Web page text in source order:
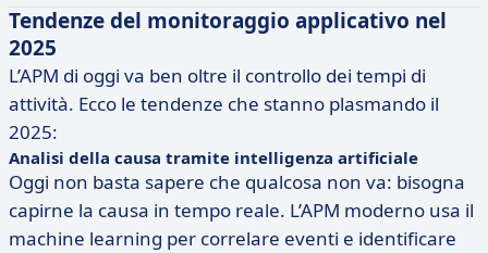
Tendenze del monitoraggio applicativo nel
2025
L’APM di oggi va ben oltre il controllo dei tempi di
attività. Ecco le tendenze che stanno plasmando il
2025:
Analisi della causa tramite intelligenza artificiale
Oggi non basta sapere che qualcosa non va: bisogna
capirne la causa in tempo reale. L’APM moderno usa il
machine learning per correlare eventi e identificare